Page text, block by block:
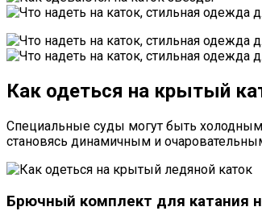
Как одеться на крытый
Специальные суды могут быть
становясь динамичным и
Брючный комплект для катания